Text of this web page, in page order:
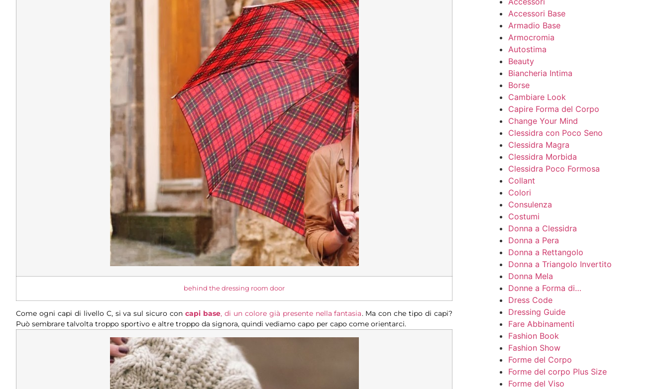
behind the dressing room door
Come ogni capi di livello C, si va sul sicuro concapi base, di un colore già presente nella fantasia. Ma con che tipo di capi?
Può sembrare talvolta troppo sportivo e altre troppo da signora, quindi vediamo capo per capo come orientarci.
Accessori Base
Armadio Base
Armocromia
Autostima
Beauty
Biancheria Intima
Borse
Cambiare Look
Capire Forma del Corpo
Change Your Mind
Clessidra con Poco Seno
Clessidra Magra
Clessidra Morbida
Clessidra Poco Formosa
Collant
Colori
Consulenza
Costumi
Donna a Clessidra
Donna a Pera
Donna a Rettangolo
Donna a Triangolo Invertito
Donna Mela
Donne a Forma di…
Dress Code
Dressing Guide
Fare Abbinamenti
Fashion Book
Fashion Show
Forme del Corpo
Forme del corpo Plus Size
Forme del Viso